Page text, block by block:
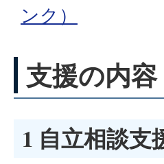
ンク）
支援の内容
1 自立相談支